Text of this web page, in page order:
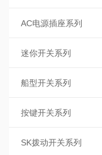
AC电源插座系列
迷你开关系列
船型开关系列
按键开关系列
SK拨动开关系列